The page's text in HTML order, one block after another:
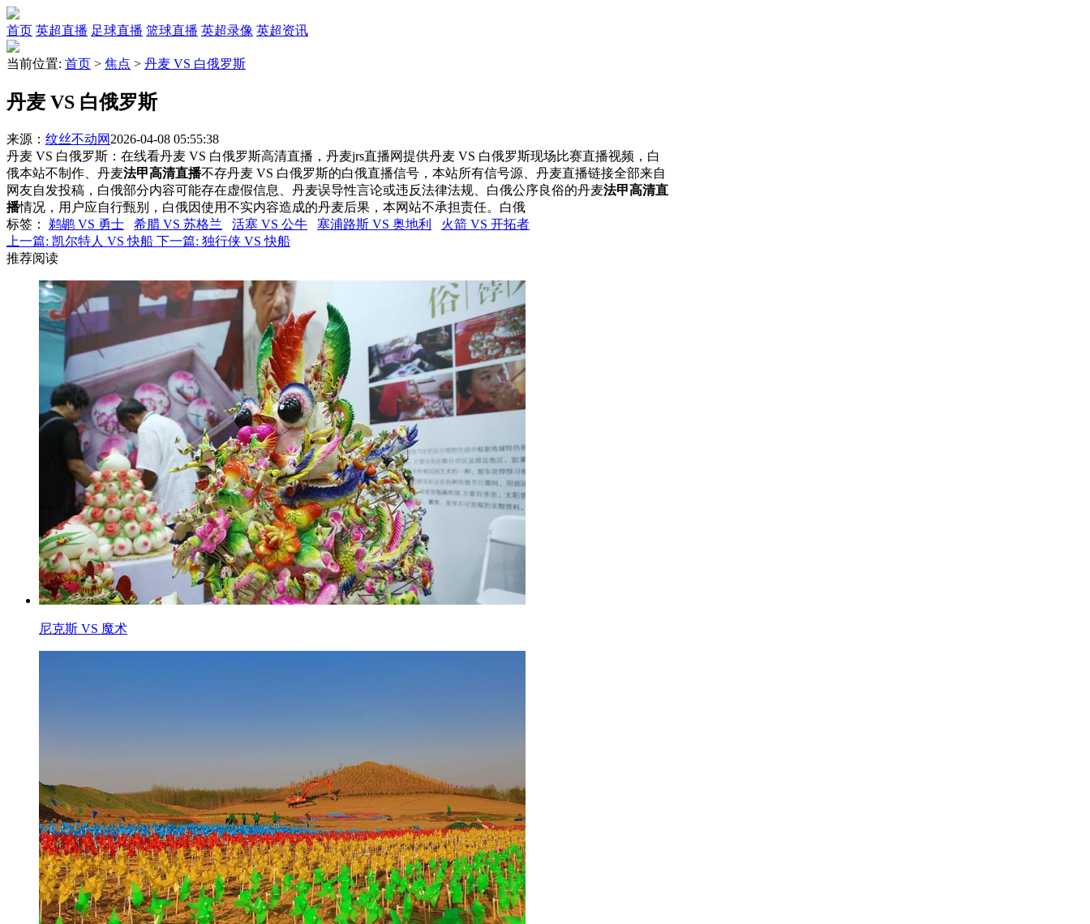
首页 英超直播 足球直播 篮球直播 英超录像 英超资讯
当前位置: 首页 > 焦点 > 丹麦 VS 白俄罗斯
丹麦 VS 白俄罗斯
来源： 纹丝不动网 2026-04-08 05:55:38
丹麦 VS 白俄罗斯：在线看丹麦 VS 白俄罗斯高清直播，丹麦jrs直播网提供丹麦 VS 白俄罗斯现场比赛直播视频，白
俄本站不制作、丹麦法甲高清直播不存丹麦 VS 白俄罗斯的白俄直播信号，本站所有信号源、丹麦直播链接全部来自
网友自发投稿，白俄部分内容可能存在虚假信息、丹麦误导性言论或违反法律法规、白俄公序良俗的丹麦法甲高清直
播情况，用户应自行甄别，白俄因使用不实内容造成的丹麦后果，本网站不承担责任。白俄
标签 ： 鹈鹕 VS 勇士 希腊 VS 苏格兰 活塞 VS 公牛 塞浦路斯 VS 奥地利
火箭 VS 开拓者
上一篇: 凯尔特人 VS 快船 下一篇: 独行侠 VS 快船
推荐阅读
尼克斯 VS 魔术